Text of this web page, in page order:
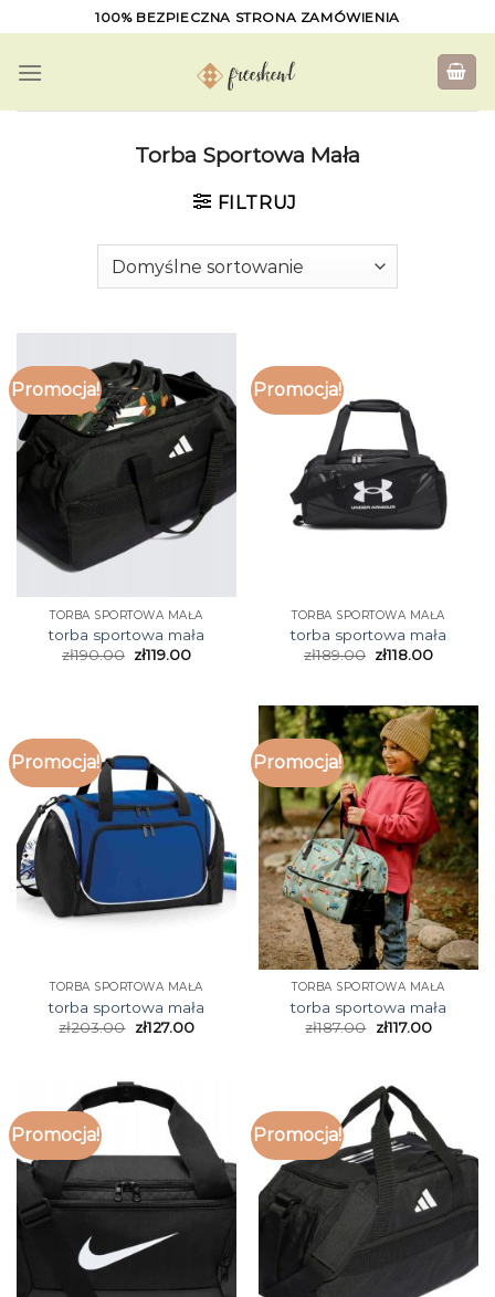
to
content
100% BEZPIECZNA STRONA ZAMÓWIENIA
Torba Sportowa Mała
FILTRUJ
Promocja!
TORBA SPORTOWA MAŁA
torba sportowa mała
zł190.00 zł119.00
Promocja!
TORBA SPORTOWA MAŁA
torba sportowa mała
zł189.00 zł118.00
Promocja!
TORBA SPORTOWA MAŁA
torba sportowa mała
zł203.00 zł127.00
Promocja!
TORBA SPORTOWA MAŁA
torba sportowa mała
zł187.00 zł117.00
Promocja! Promocja!